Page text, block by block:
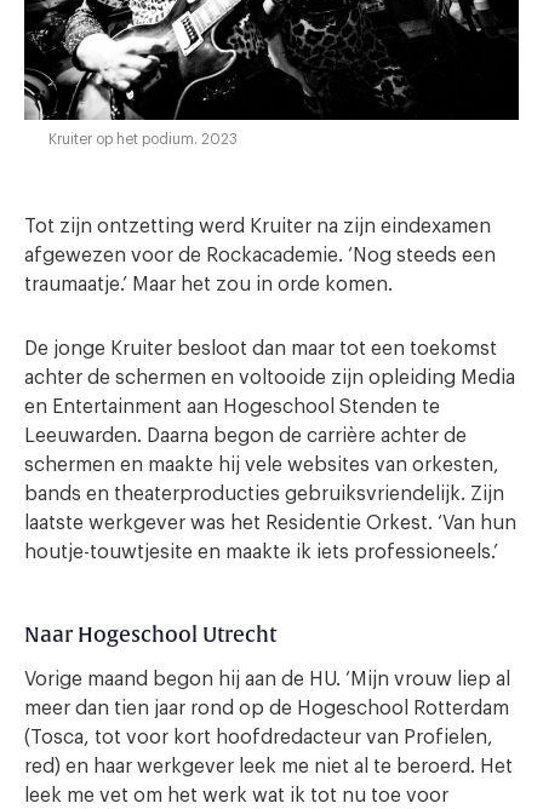
Kruiter op het podium. 2023
Tot zijn ontzetting werd Kruiter na zijn eindexamen
afgewezen voor de Rockacademie. ‘Nog steeds een
traumaatje.’ Maar het zou in orde komen.
De jonge Kruiter besloot dan maar tot een toekomst
achter de schermen en voltooide zijn opleiding Media
en Entertainment aan Hogeschool Stenden te
Leeuwarden. Daarna begon de carrière achter de
schermen en maakte hij vele websites van orkesten,
bands en theaterproducties gebruiksvriendelijk. Zijn
laatste werkgever was het Residentie Orkest. ‘Van hun
houtje-touwtjesite en maakte ik iets professioneels.’
Naar Hogeschool Utrecht
Vorige maand begon hij aan de HU. ‘Mijn vrouw liep al
meer dan tien jaar rond op de Hogeschool Rotterdam
(Tosca, tot voor kort hoofdredacteur van Profielen,
red) en haar werkgever leek me niet al te beroerd. Het
leek me vet om het werk wat ik tot nu toe voor